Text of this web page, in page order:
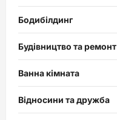
Бодибілдинг
Будівництво та ремонт
Ванна кімната
Відносини та дружба